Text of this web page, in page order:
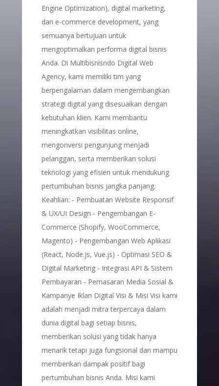
Engine Optimization), digital marketing,
dan e-commerce development, yang
semuanya bertujuan untuk
mengoptimalkan performa digital bisnis
Anda. Di Multibisnisndo Digital Web
Agency, kami memiliki tim yang
berpengalaman dalam mengembangkan
strategi digital yang disesuaikan dengan
kebutuhan klien. Kami membantu
meningkatkan visibilitas online,
mengonversi pengunjung menjadi
pelanggan, serta memberikan solusi
teknologi yang efisien untuk mendukung
pertumbuhan bisnis jangka panjang.
Keahlian: - Pembuatan Website Responsif
& UX/UI Design - Pengembangan E-
Commerce (Shopify, WooCommerce,
Magento) - Pengembangan Web Aplikasi
(React, Node.js, Vue.js) - Optimasi SEO &
Digital Marketing - Integrasi API & Sistem
Pembayaran - Pemasaran Media Sosial &
Kampanye Iklan Digital Visi & Misi Visi kami
adalah menjadi mitra terpercaya dalam
dunia digital bagi setiap bisnis,
memberikan solusi yang tidak hanya
menarik tetapi juga fungsional dan mampu
memberikan dampak positif bagi
pertumbuhan bisnis Anda. Misi kami